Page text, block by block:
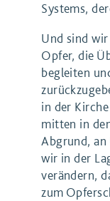
Systems,
Und sind
Opfer, die
begleiten
in der
mitten in
Abgrund, an
wir in der
verändern,
zum